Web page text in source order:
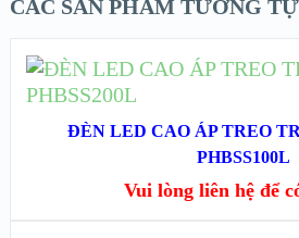
CÁC SẢN PHẨM TƯƠNG TỰ
XEM
XEM CHI
ĐÈN LED CAO ÁP TREO
PHBSS100L
Vui lòng liên hệ để